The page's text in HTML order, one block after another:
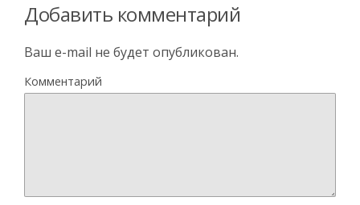
Добавить комментарий
Ваш e-mail не будет опубликован.
Комментарий